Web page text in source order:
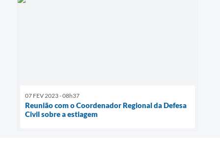
07 FEV 2023 - 08h37
Reunião com o Coordenador Regional da Defesa
Civil sobre a estiagem